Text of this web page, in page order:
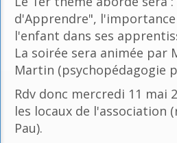
d'Apprendre",
l'enfant dans ses
La soirée sera animée par
Martin (psychopédagogie
Rdv donc mercredi 11 mai
les locaux de l'association
Pau).